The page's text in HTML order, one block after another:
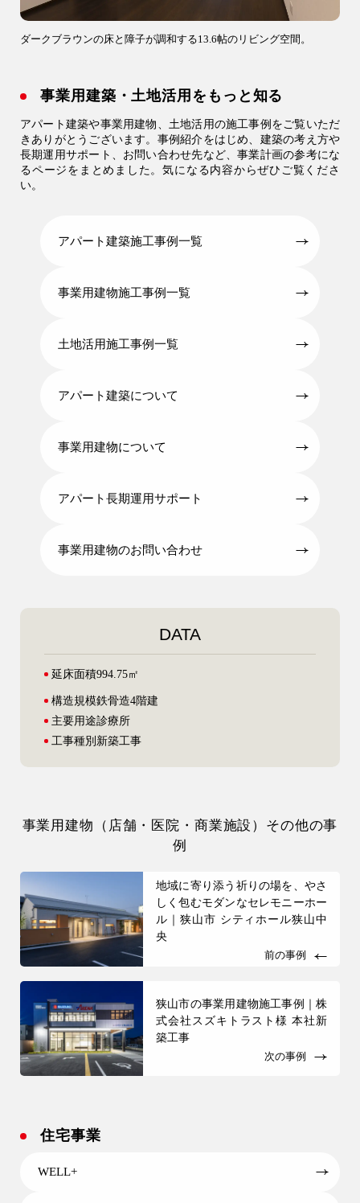
ダークブラウンの床と障子が調和する13.6帖のリビング空間。
事業用建築・土地活用をもっと知る
アパート建築や事業用建物、土地活用の施工事例をご覧いただ
きありがとうございます。事例紹介をはじめ、建築の考え方や
長期運用サポート、お問い合わせ先など、事業計画の参考にな
るページをまとめました。気になる内容からぜひご覧くださ
い。
アパート建築施工事例一覧
事業用建物施工事例一覧
土地活用施工事例一覧
アパート建築について
事業用建物について
アパート長期運用サポート
事業用建物のお問い合わせ
DATA
延床面積994.75㎡
構造規模鉄骨造4階建
主要用途診療所
工事種別 新築工事
事業用建物（店舗・医院・商業施設）その他の事
例
地域に寄り添う祈りの場を、やさ
しく包むモダンなセレモニーホー
ル｜狭山市 シティホール狭山中
央
前の事例
狭山市の事業用建物施工事例｜株
式会社スズキトラスト様 本社新
築工事
次の事例
住宅事業
WELL+